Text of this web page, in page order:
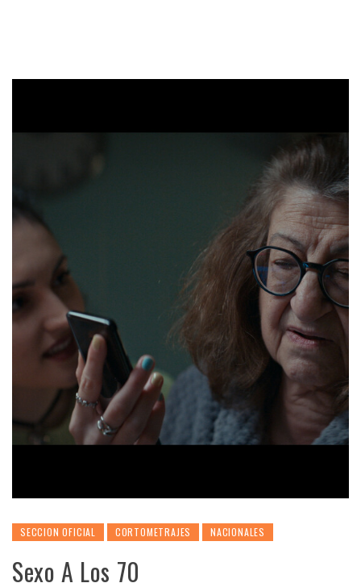
SECCION OFICIAL CORTOMETRAJES NACIONALES
Sexo A Los 70